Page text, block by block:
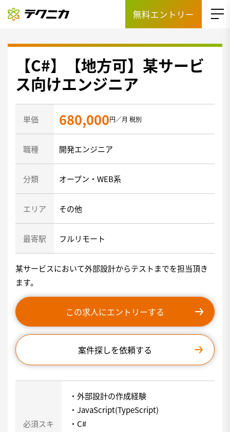
無料エントリー
【C#】【地方可】某サービ
ス向けエンジニア
単価 680,000円／月 税別
職種 開発エンジニア
分類 オープン・WEB系
エリア その他
最寄駅 フルリモート
某サービスにおいて外部設計からテストまでを担当頂き
ます。
この求人にエントリーする
案件探しを依頼する
必須スキ
・外部設計の作成経験
・JavaScript(TypeScript)
・C#